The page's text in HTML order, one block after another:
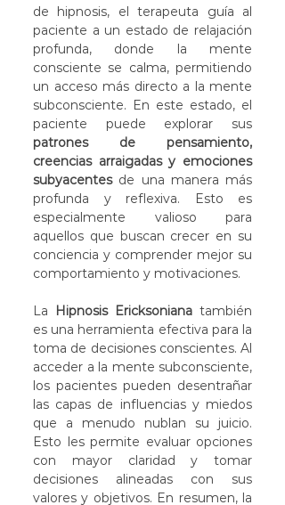
de hipnosis, el terapeuta guía al
paciente a un estado de relajación
profunda, donde la mente
consciente se calma, permitiendo
un acceso más directo a la mente
subconsciente. En este estado, el
patrones de pensamiento,
creencias arraigadas y emociones
subyacentes de una manera más
profunda y reflexiva. Esto es
especialmente valioso para
aquellos que buscan crecer en su
conciencia y comprender mejor su
comportamiento y motivaciones.
La Hipnosis Ericksoniana también
es una herramienta efectiva para la
toma de decisiones conscientes. Al
acceder a la mente subconsciente,
los pacientes pueden desentrañar
las capas de influencias y miedos
que a menudo nublan su juicio.
Esto les permite evaluar opciones
con mayor claridad y tomar
decisiones alineadas con sus